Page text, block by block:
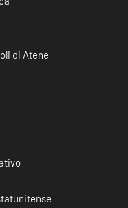
di Atene